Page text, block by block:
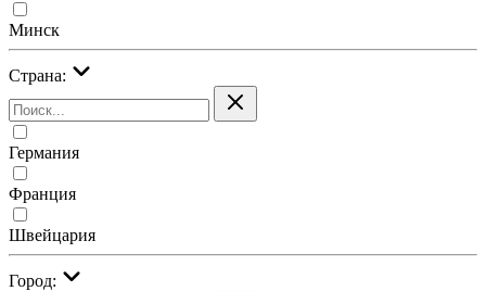
Минск
Страна:
Германия
Франция
Швейцария
Город: